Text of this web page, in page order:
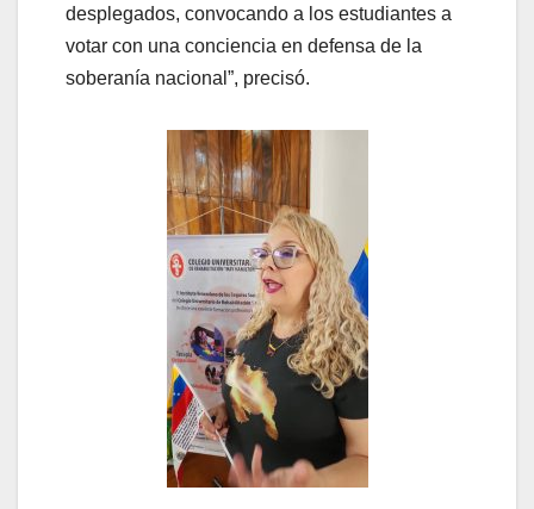
desplegados, convocando a los estudiantes a
votar con una conciencia en defensa de la
soberanía nacional”, precisó.